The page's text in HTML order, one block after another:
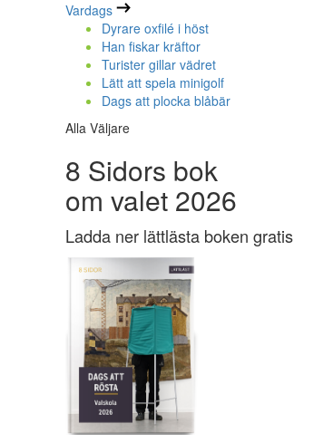
Vardags
Dyrare oxfilé i höst
Han fiskar kräftor
Turister gillar vädret
Lätt att spela minigolf
Dags att plocka blåbär
Alla Väljare
8 Sidors bok
om valet 2026
Ladda ner lättlästa boken gratis